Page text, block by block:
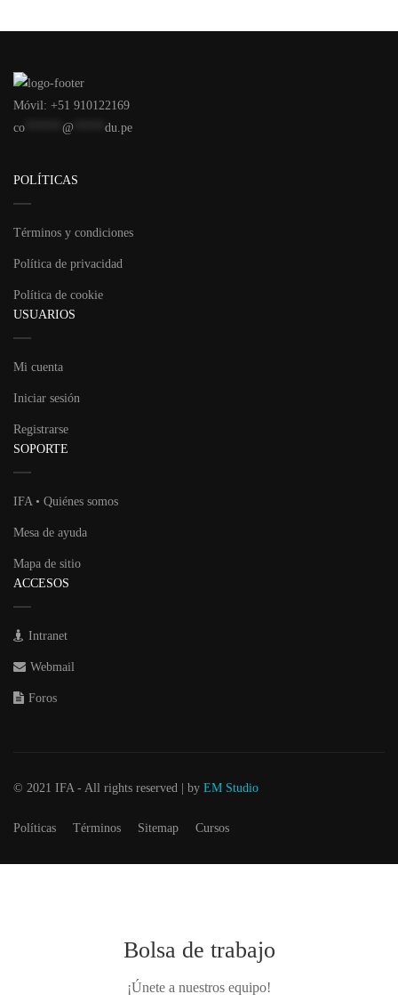
Móvil: +51 910122169
co
@ du.pe
POLÍTICAS
Términos y condiciones
Política de privacidad
Política de cookie
USUARIOS
Mi cuenta
Iniciar sesión
Registrarse
SOPORTE
IFA • Quiénes somos
Mesa de ayuda
Mapa de sitio
ACCESOS
Intranet
Webmail
Foros
© 2021 IFA - All rights reserved | by EM Studio
Políticas Términos Sitemap Cursos
Bolsa de trabajo
¡Únete a nuestros equipo!